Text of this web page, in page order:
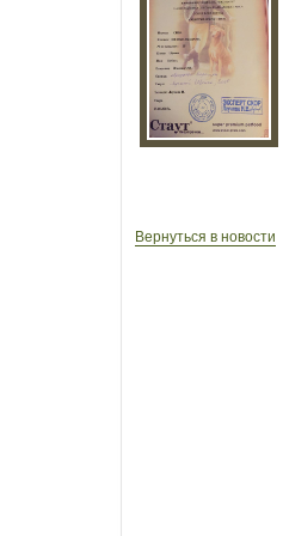
Вернуться в новости